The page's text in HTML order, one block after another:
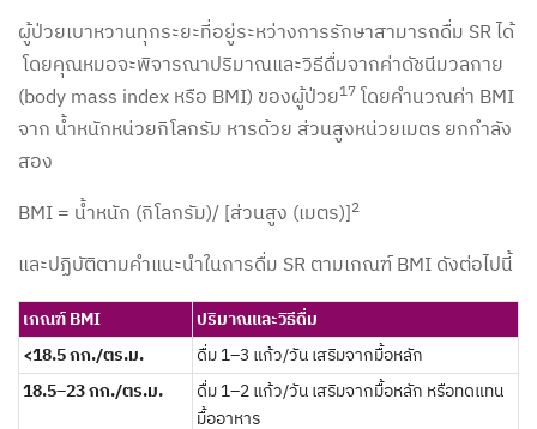
ผู้ป่วยเบาหวานทุกระยะที่อยู่ระหว่างการรักษาสามารถดื่ม SR ได้
โดยคุณหมอจะพิจารณาปริมาณและวิธีดื่มจากค่าดัชนีมวลกาย
(body mass index หรือ BMI) ของผู้ป่วย17 โดยคำนวณค่า BMI
จาก น้ำหนักหน่วยกิโลกรัม หารด้วย ส่วนสูงหน่วยเมตรยกกำลัง
สอง
BMI = น้ำหนัก (กิโลกรัม)/ [ส่วนสูง (เมตร)]2
และปฏิบัติตามคำแนะนำในการดื่ม SR ตามเกณฑ์ BMI ดังต่อไปนี้
เกณฑ์ BMI
ปริมาณและวิธีดื่ม
<18.5 กก./ตร.ม.
ดื่ม 1–3 แก้ว/วัน เสริมจากมื้อหลัก
18.5–23 กก./ตร.ม.
ดื่ม 1–2 แก้ว/วัน เสริมจากมื้อหลัก หรือทดแทน
มื้ออาหาร